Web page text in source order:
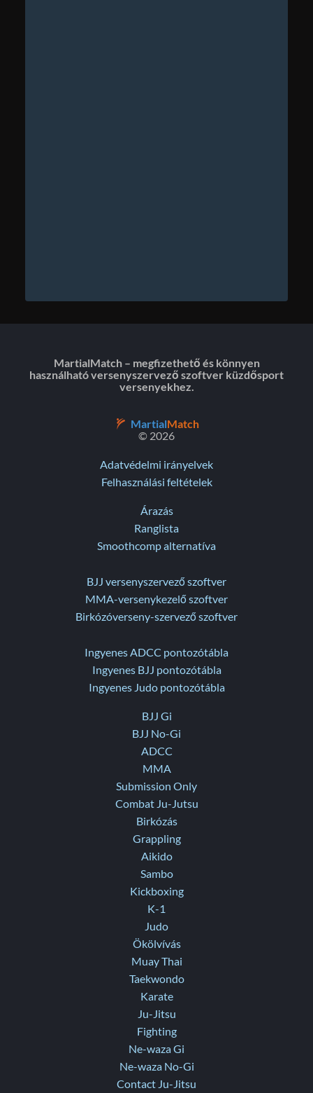
MartialMatch – megfizethető és könnyen
használható versenyszervező szoftver küzdősport
versenyekhez.
MartialMatch
© 2026
Adatvédelmi irányelvek
Felhasználási feltételek
Árazás
Ranglista
Smoothcomp alternatíva
BJJ versenyszervező szoftver
MMA-versenykezelő szoftver
Birkózóverseny-szervező szoftver
Ingyenes ADCC pontozótábla
Ingyenes BJJ pontozótábla
Ingyenes Judo pontozótábla
BJJ Gi
BJJ No-Gi
ADCC
MMA
Submission Only
Combat Ju-Jutsu
Birkózás
Grappling
Aikido
Sambo
Kickboxing
K-1
Judo
Ökölvívás
Muay Thai
Taekwondo
Karate
Ju-Jitsu
Fighting
Ne-waza Gi
Ne-waza No-Gi
Contact Ju-Jitsu